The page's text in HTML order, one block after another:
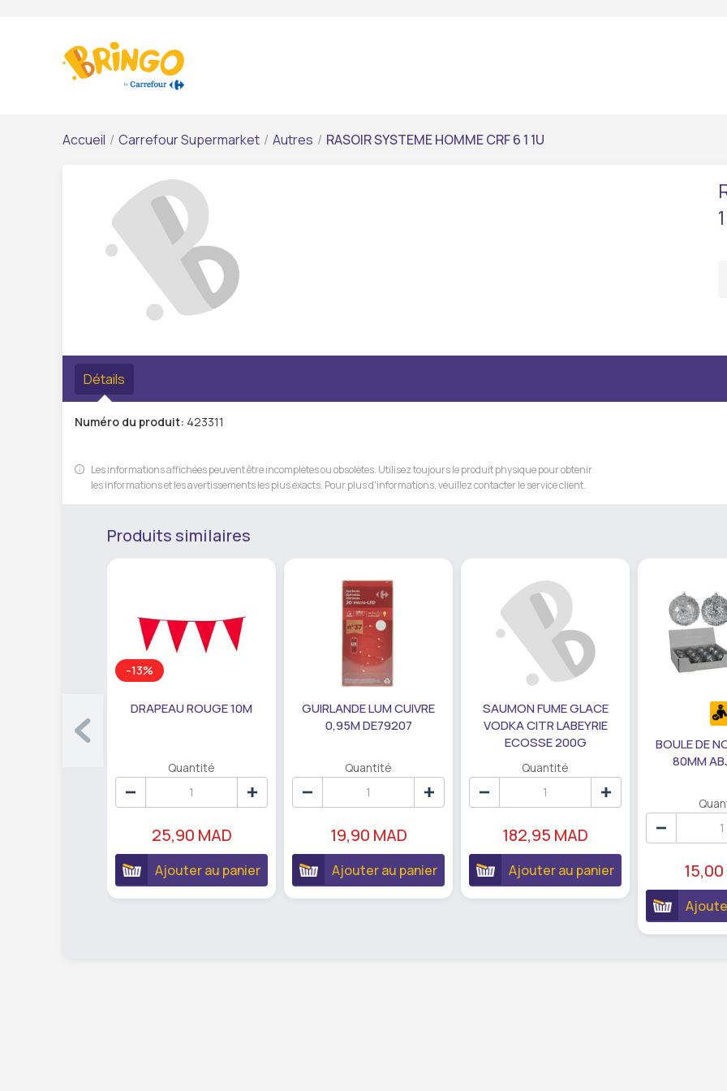
Accueil / Carrefour Supermarket / Autres / RASOIR SYSTEME HOMME CRF 6 1 1U
Détails
Numéro du produit: 423311
Les informations affichées peuvent être incomplètes ou obsolètes. Utilisez toujours le produit physique pour obtenir
les informations et les avertissements les plus exacts. Pour plus d'informations, veuillez contacter le service client.
Produits similaires
-13%
DRAPEAU ROUGE 10M
Quantité
25,90 MAD
Ajouter au panier
GUIRLANDE LUM CUIVRE
0,95M DE79207
Quantité
19,90 MAD
Ajouter au panier
SAUMON FUME GLACE
VODKA CITR LABEYRIE
ECOSSE 200G
Quantité
182,95 MAD
Ajouter au panier
BOULE DE
80MM